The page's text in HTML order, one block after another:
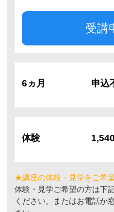
受講
6ヵ月 申込
体験
★講座の体験・見学をご希
体験・見学ご希望の方は下
ください。またはお電話か